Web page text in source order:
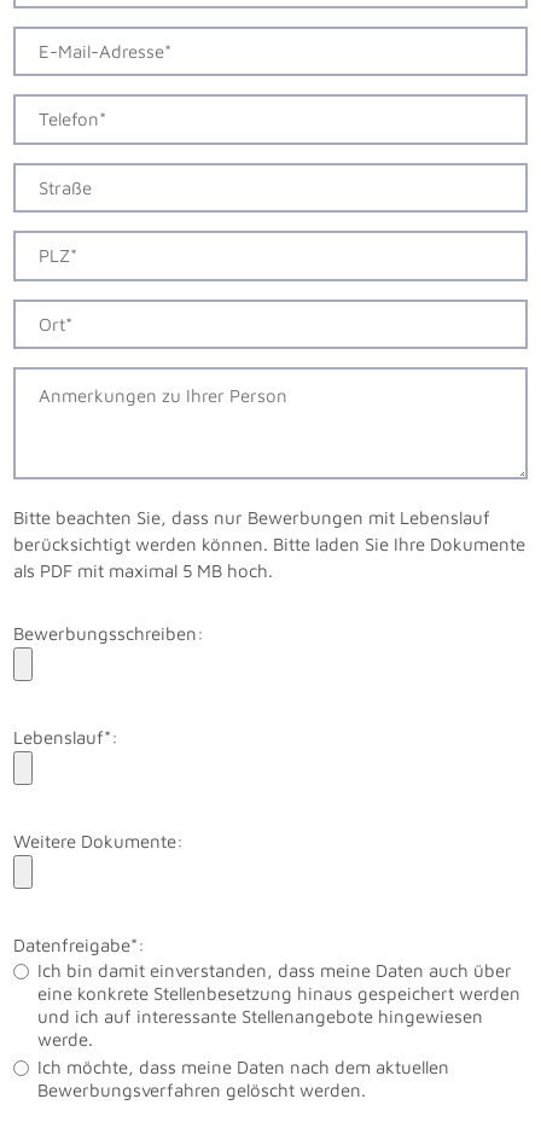
Bitte beachten Sie, dass nur Bewerbungen mit Lebenslauf
berücksichtigt werden können. Bitte laden Sie Ihre Dokumente
als PDF mit maximal 5 MB hoch.
Bewerbungsschreiben:
Lebenslauf*:
Weitere Dokumente:
Datenfreigabe*:
Ich bin damit einverstanden, dass meine Daten auch über
eine konkrete Stellenbesetzung hinaus gespeichert werden
und ich auf interessante Stellenangebote hingewiesen
werde.
Ich möchte, dass meine Daten nach dem aktuellen
Bewerbungsverfahren gelöscht werden.